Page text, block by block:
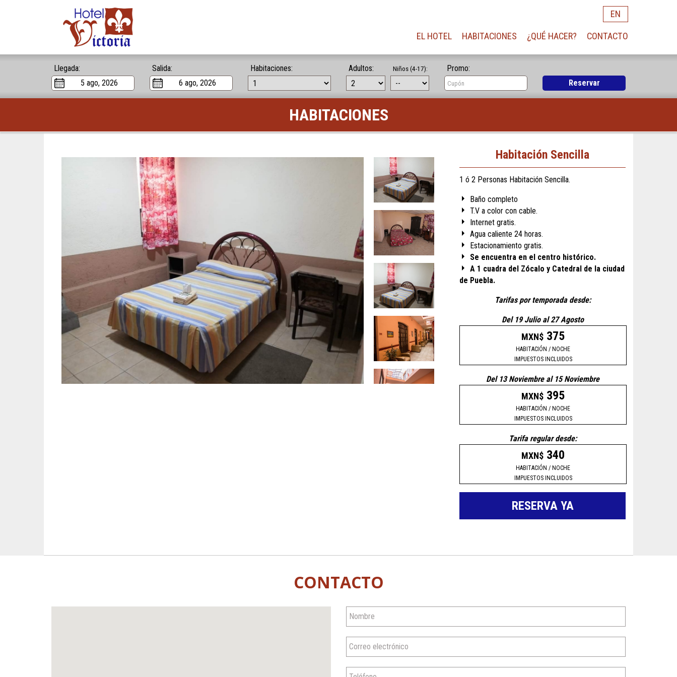
EL HOTEL HABITACIONES ¿QUÉ HACER? CONTACTO
EN
Llegada: Salida: Habitaciones: Adultos: Niños (4-17):
Promo:
Reservar
HABITACIONES
Habitación Sencilla
1 ó 2 Personas Habitación Sencilla.
Baño completo
T.V a color con cable.
Internet gratis.
Agua caliente 24 horas.
Estacionamiento gratis.
Se encuentra en el centro histórico.
A 1 cuadra del Zócalo y Catedral de la ciudad
de Puebla.
Tarifas por temporada desde:
Del 19 Julio al 27 Agosto
MXN$ 375
HABITACIÓN / NOCHE
IMPUESTOS INCLUIDOS
Del 13 Noviembre al 15 Noviembre
MXN$ 395
HABITACIÓN / NOCHE
IMPUESTOS INCLUIDOS
Tarifa regular desde:
MXN$ 340
HABITACIÓN / NOCHE
IMPUESTOS INCLUIDOS
RESERVA YA
CONTACTO